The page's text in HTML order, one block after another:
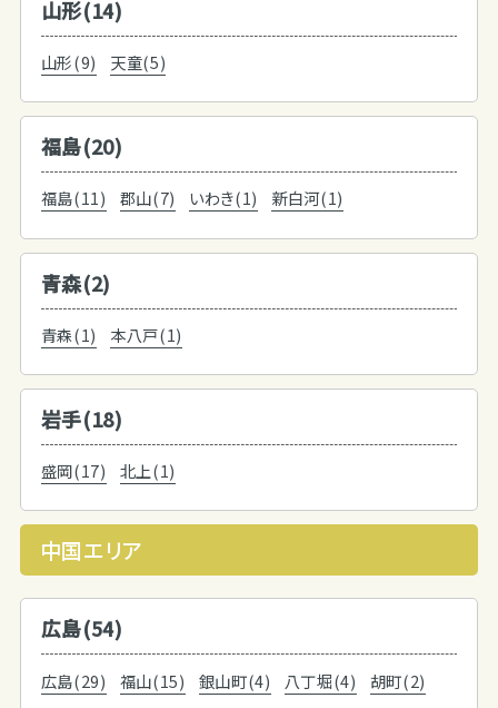
山形(14)
山形(9) 天童(5)
福島(20)
福島(11) 郡山(7) いわき(1) 新白河(1)
青森(2)
青森(1) 本八戸(1)
岩手(18)
盛岡(17) 北上(1)
中国エリア
広島(54)
広島(29) 福山(15) 銀山町(4) 八丁堀(4) 胡町(2)